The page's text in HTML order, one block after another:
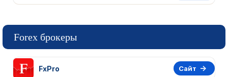
Forex брокеры
FxPro Сайт